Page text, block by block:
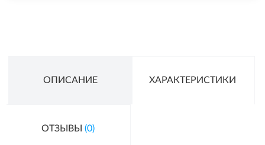
ОПИСАНИЕ ХАРАКТЕРИСТИКИ
ОТЗЫВЫ (0)